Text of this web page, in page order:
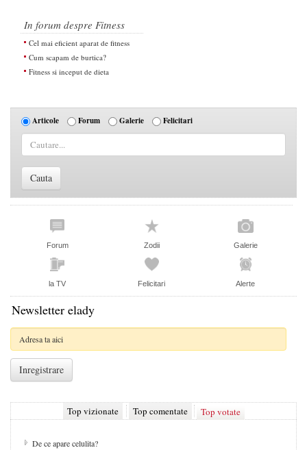
In forum despre Fitness
Cel mai eficient aparat de fitness
Cum scapam de burtica?
Fitness si inceput de dieta
Articole Forum Galerie Felicitari
Forum Zodii Galerie
la TV Felicitari Alerte
Newsletter elady
Top vizionate Top comentate Top votate
De ce apare celulita?